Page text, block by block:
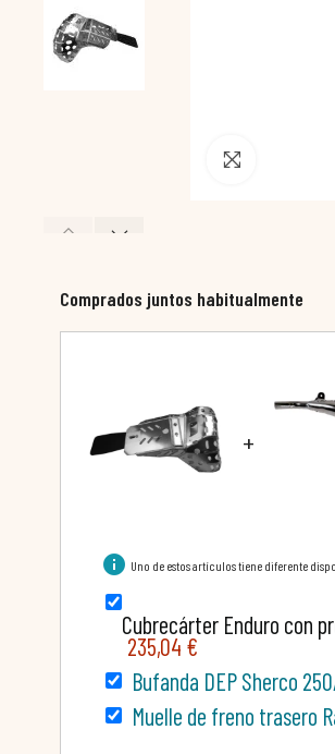
Comprados juntos habitualmente
+
info Uno de estos artículos tiene diferente
Cubrecárter Enduro con
235,04 €
Bufanda DEP Sherco
Muelle de freno trasero